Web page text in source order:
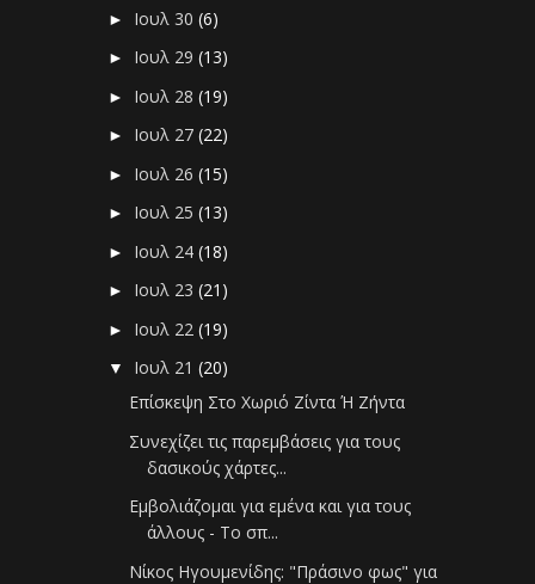
► Ιουλ 30(6)
► Ιουλ 29(13)
► Ιουλ 28(19)
► Ιουλ 27(22)
► Ιουλ 26(15)
► Ιουλ 25(13)
► Ιουλ 24(18)
► Ιουλ 23(21)
► Ιουλ 22(19)
▼ Ιουλ 21(20)
Επίσκεψη Στο Χωριό Ζίντα Ή Ζήντα
Συνεχίζει τις παρεμβάσεις για τους
δασικούς χάρτες...
Εμβολιάζομαι για εμένα και για τους
άλλους - Το σπ...
Νίκος Ηγουμενίδης: "Πράσινο φως" για